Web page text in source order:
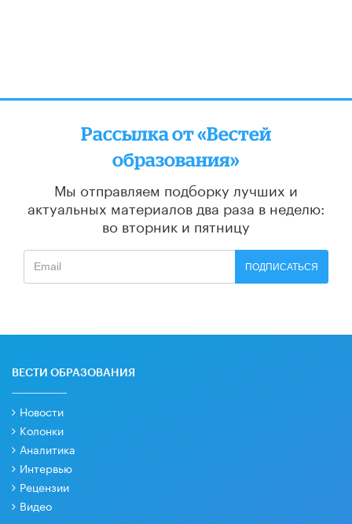
Рассылка от «Вестей
образования»
Мы отправляем подборку лучших и
актуальных материалов два раза в неделю:
во вторник и пятницу
ПОДПИСАТЬСЯ
ВЕСТИ ОБРАЗОВАНИЯ
Новости
Колонки
Аналитика
Интервью
Рецензии
Видео